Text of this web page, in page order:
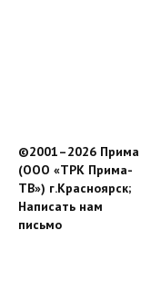
©2001–2026 Прима
(ООО «ТРК Прима-
ТВ») г.Красноярск;
Написать нам
письмо